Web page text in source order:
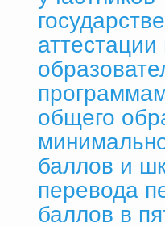
аттестации
общего
баллов и
перевода
баллов в